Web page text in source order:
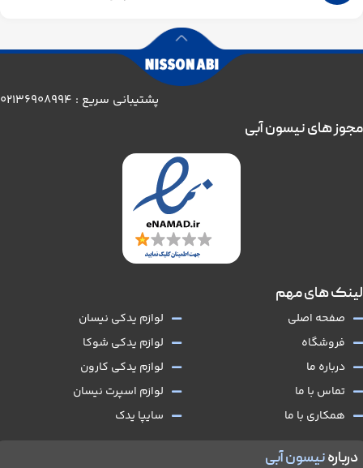
پشتیبانی سریع : 02136908994
دربارهنیسون آبی
لینک های مهم
صفحه اصلی
فروشگاه
درباره ما
تماس با ما
همکاری با ما
لوازم یدکی نیسان
لوازم یدکی شوکا
لوازم یدکی کارون
لوازم اسپرت نیسان
سایپا یدک
مجوز های نیسون آبی